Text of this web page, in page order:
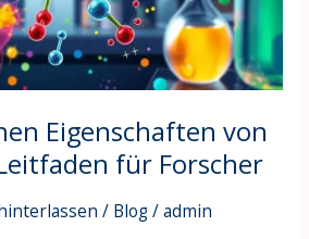
Eigenschaften von
für Forscher
/ Blog/admin